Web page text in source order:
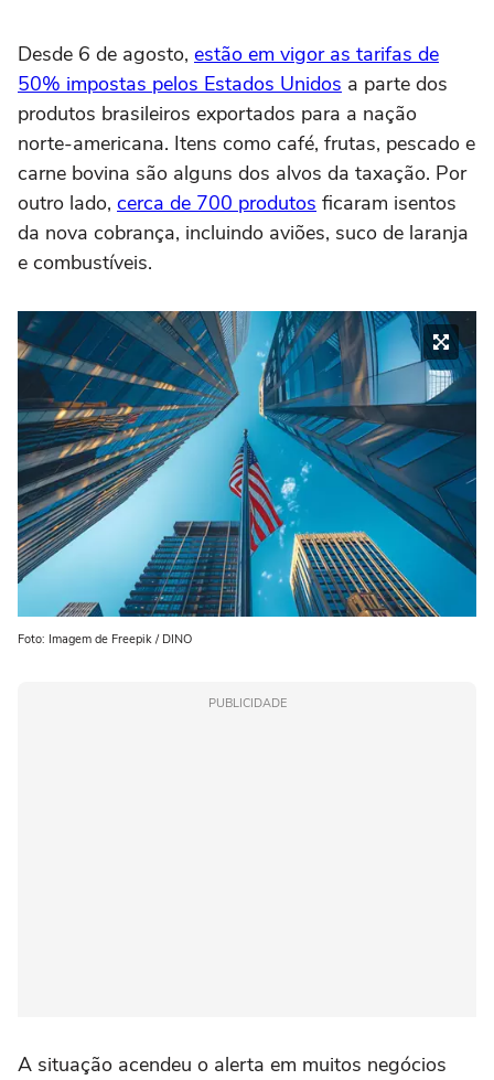
Desde 6 de agosto, estão em vigor as tarifas de
50% impostas pelos Estados Unidos a parte dos
produtos brasileiros exportados para a nação
norte-americana. Itens como café, frutas, pescado e
carne bovina são alguns dos alvos da taxação. Por
outro lado, cerca de 700 produtos ficaram isentos
da nova cobrança, incluindo aviões, suco de laranja
e combustíveis.
Foto: Imagem de Freepik / DINO
PUBLICIDADE
A situação acendeu o alerta em muitos negócios